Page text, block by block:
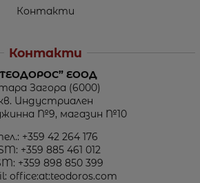
Контакти
Контакти
ЕООД
Загора (6000)
Индустриален
№9, магазин №10
+359 42 264 176
+359 885 461 012
+359 898 850 399
office:at:teodoros.com